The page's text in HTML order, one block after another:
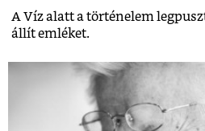
A Víz alatt a történelem
állít emléket.